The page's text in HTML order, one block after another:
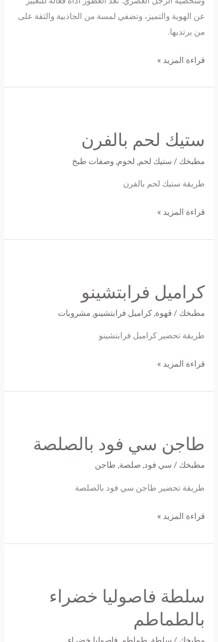
عن الهوية والتميز، وتضفي لمسة من الجاذبية والثقة على
من يرتديها.
قراءة المزيد »
ستيك لحم بالفرن
مطبخك / ستيك لحم, لحوم, وصفات طبخ
طريقة ستيك لحم بالفرن
بالفرن
قراءة المزيد »
كراميل فرابتشينو
مطبخك / قهوة, كراميل فرابتشينو, مشروبات
طريقة تحضير كراميل فرابتشينو
قراءة المزيد »
طاجن سي فود بالصلصة
مطبخك / سي فود, صلصة, طاجن
طريقة تحضير طاجن سي فود بالصلصة
فود
قراءة المزيد »
سلطة فاصوليا خضراء
بالطماطم
مطبخك / سلطة, طماطم, فاصوليا خضراء
خضراء
بالطماطم